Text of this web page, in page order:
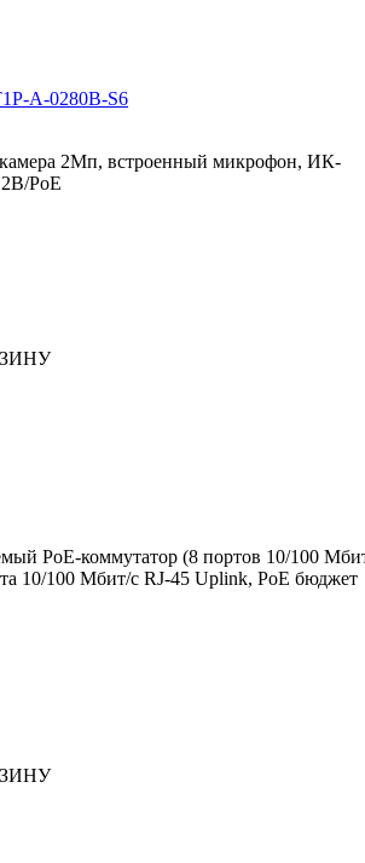
A-0280B-S6
2Мп, встроенный микрофон, ИК-
PoE
PoE-коммутатор (8 портов 10/100
10/100 Мбит/с RJ-45 Uplink, PoE бюджет